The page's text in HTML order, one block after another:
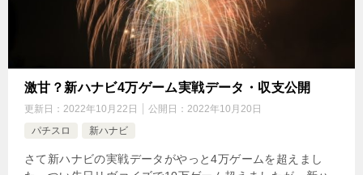
激甘？新ハナビ4万ゲーム実戦データ・収支公開
更新日： 2022年10月22日 公開日： 2022年10月20日
パチスロ
新ハナビ
さて新ハナビの実戦データがやっと4万ゲームを超えまし